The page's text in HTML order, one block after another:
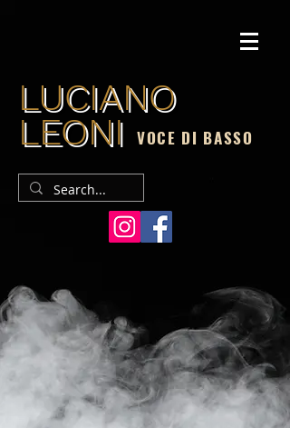
LUCIANO
LEONI VOCE DI BASSO